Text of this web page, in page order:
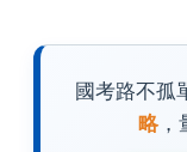
國考路不孤
略，